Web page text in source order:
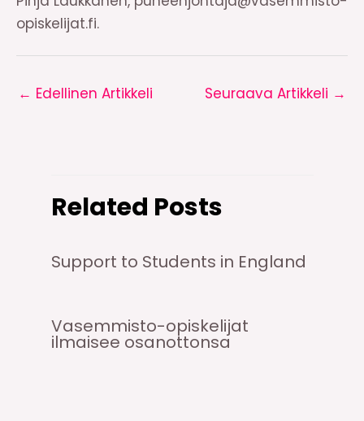
opiskelijat.fi.
← Edellinen Artikkeli Seuraava Artikkeli →
Related Posts
Support to Students in England
Vasemmisto-opiskelijat
ilmaisee osanottonsa